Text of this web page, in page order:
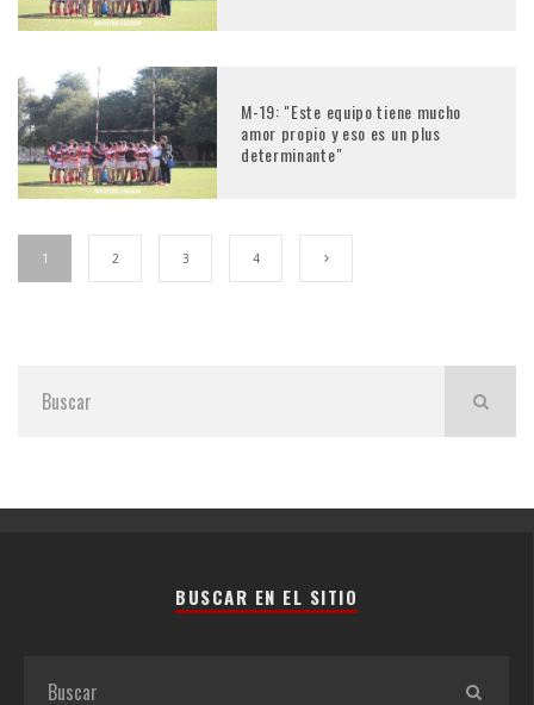
M-19: "Este equipo tiene mucho
amor propio y eso es un plus
determinante"
1 2 3 4
BUSCAR EN EL SITIO